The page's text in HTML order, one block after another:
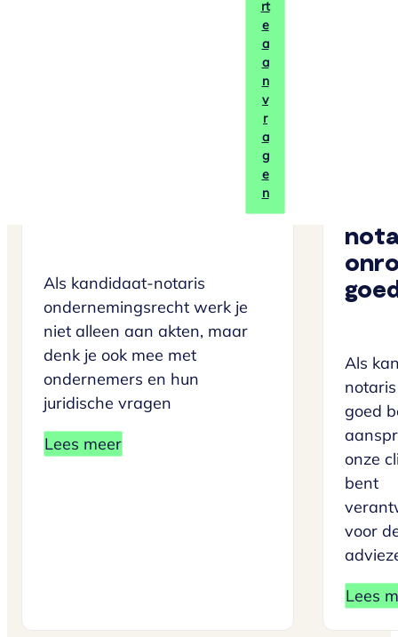
rt
e
a
a
n
v
r
a
g
e
n
ondernemingsrecht
Als kandidaat-notaris
ondernemingsrecht werk je
niet alleen aan akten, maar
denk je ook mee met
ondernemers en hun
juridische vragen
Lees meer
Als
goed
onze
bent
voor
Lees